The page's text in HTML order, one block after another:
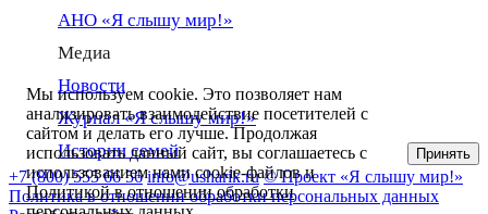
АНО «Я слышу мир!»
Медиа
Новости
Журнал «Я слышу мир!»
Истории семей
+7 (800) 555 66 56 info@usharik.ru © Проект «Я слышу мир!»
Политика в отношении обработки персональных данных
Мы используем cookie. Это позволяет нам
анализировать взаимодействие посетителей с
сайтом и делать его лучше. Продолжая
использовать данный сайт, вы соглашаетесь с
использованием нами cookie-файлов и
Политикой в отношении обработки
Принять